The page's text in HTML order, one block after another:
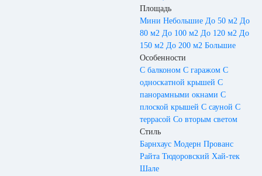
Площадь
Мини Небольшие До 50 м2 До
80 м2 До 100 м2 До 120 м2 До
150 м2 До 200 м2 Большие
Особенности
С балконом С гаражом С
односкатной крышей С
панорамными окнами С
плоской крышей С сауной С
террасой Со вторым светом
Стиль
Барнхаус Модерн Прованс
Райта Тюдоровский Хай-тек
Шале